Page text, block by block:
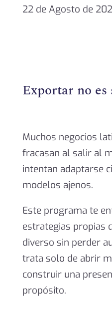
22 de Agosto de
Exportar no es
Muchos negocios
fracasan al salir al
intentan adaptarse
modelos ajenos.
Este programa te
estrategias propias
diverso sin perder
trata solo de abrir
construir una
propósito.